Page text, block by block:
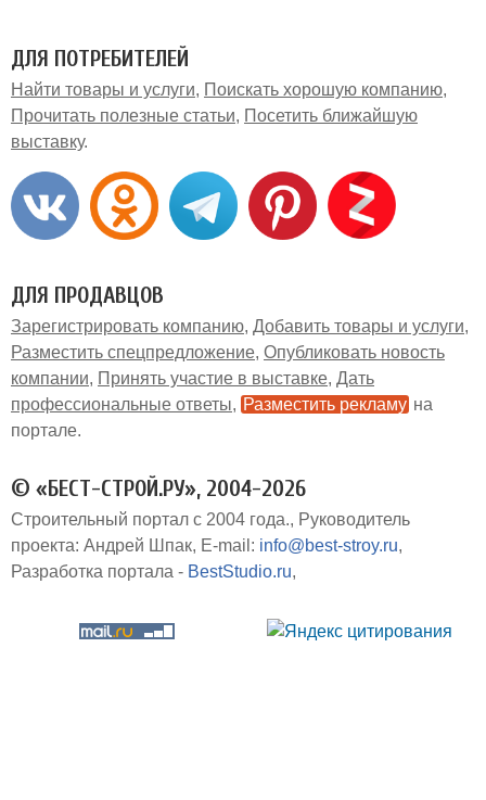
ДЛЯ ПОТРЕБИТЕЛЕЙ
Найти товары и услуги
Поискать хорошую компанию
Прочитать полезные статьи
Посетить ближайшую
выставку
ДЛЯ ПРОДАВЦОВ
Зарегистрировать компанию Добавить товары и услуги
Разместить спецпредложение Опубликовать новость
компании
Принять участие в выставке Дать
профессиональные ответы
Разместить рекламу на
портале
© «БЕСТ-СТРОЙ.РУ», 2004-2026
Строительный портал с 2004 года.
Руководитель
проекта: Андрей Шпак E-mail: info@best-stroy.ru
Разработка портала - BestStudio.ru